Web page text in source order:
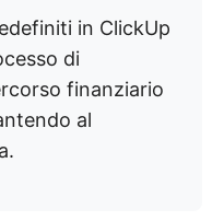
in ClickUp
di
finanziario
al